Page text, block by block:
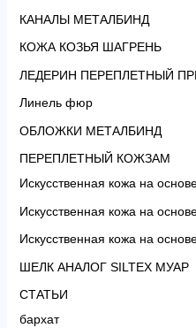
КАНАЛЫ МЕТАЛБИНД
КОЖА КОЗЬЯ ШАГРЕНЬ
ЛЕДЕРИН ПЕРЕПЛЕТНЫЙ
Линель фюр
ОБЛОЖКИ МЕТАЛБИНД
ПЕРЕПЛЕТНЫЙ КОЖЗАМ
Искусственная кожа на
Искусственная кожа на
Искусственная кожа на
ШЕЛК АНАЛОГ SILTEX МУАР
СТАТЬИ
бархат